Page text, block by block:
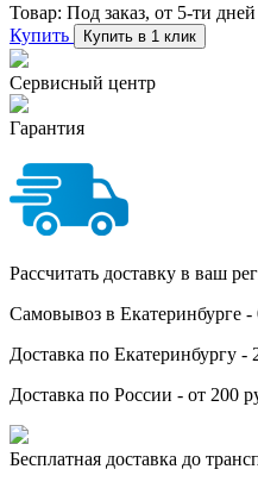
Товар: Под заказ, от 5-ти дней
Купить
Купить в 1 клик
Сервисный центр
Гарантия
Рассчитать доставку в ваш
Самовывоз в Екатеринбурге -
Доставка по Екатеринбургу -
Доставка по России - от 200
Бесплатная доставка до